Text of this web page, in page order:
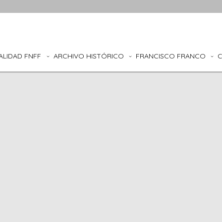
FNFF ARCHIVO HISTÓRICO FRANCISCO FRANCO